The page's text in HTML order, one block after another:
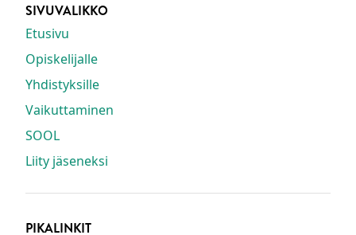
SIVUVALIKKO
Etusivu
Opiskelijalle
Yhdistyksille
Vaikuttaminen
SOOL
Liity jäseneksi
PIKALINKIT